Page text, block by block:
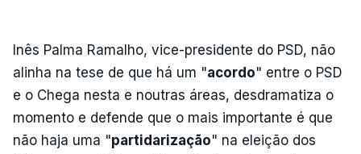
Inês Palma Ramalho, vice-presidente do PSD, não
alinha na tese de que há um "acordo" entre o PSD
e o Chega nesta e noutras áreas, desdramatiza o
momento e defende que o mais importante é que
não haja uma "partidarização" na eleição dos